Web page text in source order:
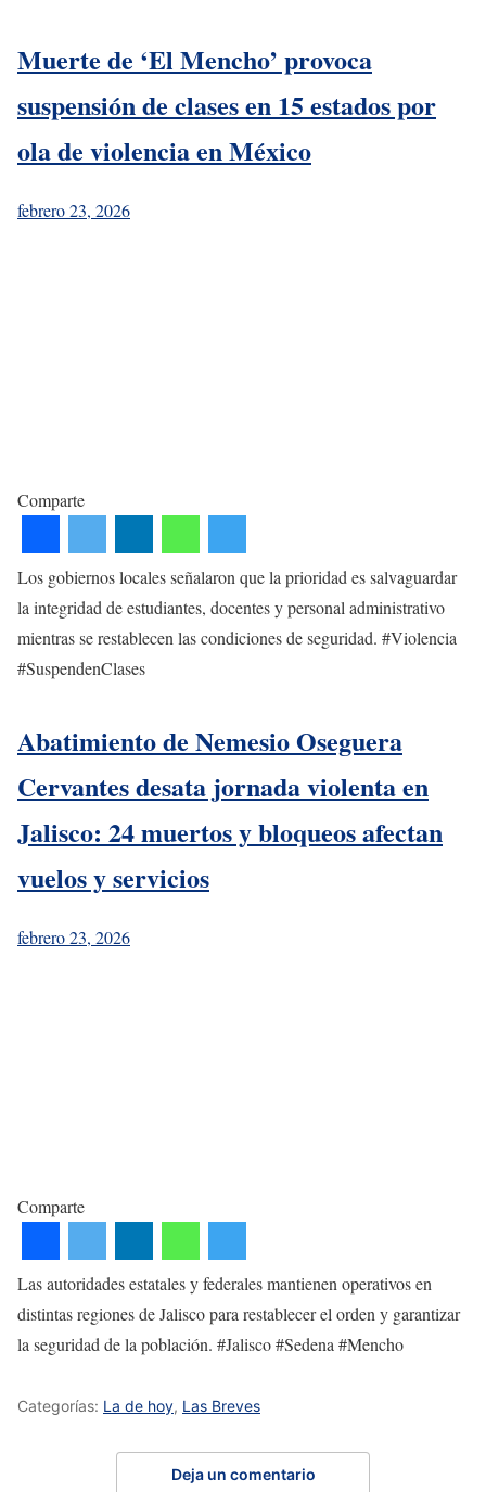
Muerte de ‘El Mencho’ provoca
suspensión de clases en 15 estados por
ola de violencia en México
febrero 23, 2026
Comparte
Los gobiernos locales señalaron que la prioridad es salvaguardar
la integridad de estudiantes, docentes y personal administrativo
mientras se restablecen las condiciones de seguridad. #Violencia
#SuspendenClases
Abatimiento de Nemesio Oseguera
Cervantes desata jornada violenta en
Jalisco: 24 muertos y bloqueos afectan
vuelos y servicios
febrero 23, 2026
Comparte
Las autoridades estatales y federales mantienen operativos en
distintas regiones de Jalisco para restablecer el orden y garantizar
la seguridad de la población. #Jalisco #Sedena #Mencho
Categorías: La de hoy, Las Breves
Deja un comentario